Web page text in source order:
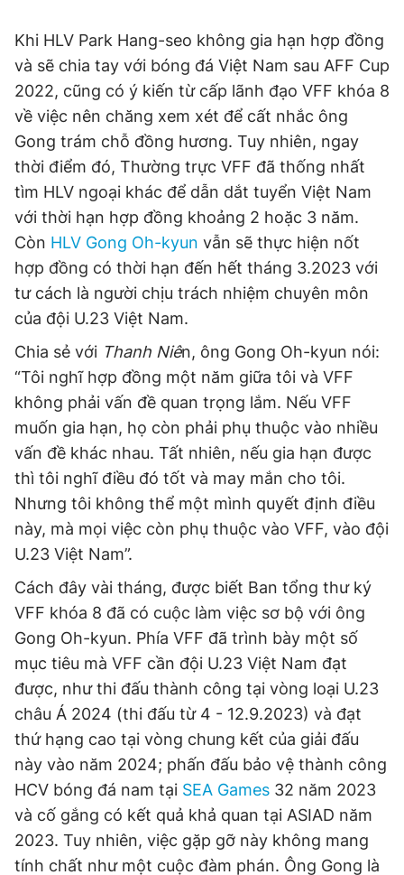
Khi HLV Park Hang-seo không gia hạn hợp đồng
và sẽ chia tay với bóng đá Việt Nam sau AFF Cup
2022, cũng có ý kiến từ cấp lãnh đạo VFF khóa 8
về việc nên chăng xem xét để cất nhắc ông
Gong trám chỗ đồng hương. Tuy nhiên, ngay
thời điểm đó, Thường trực VFF đã thống nhất
tìm HLV ngoại khác để dẫn dắt tuyển Việt Nam
với thời hạn hợp đồng khoảng 2 hoặc 3 năm.
Còn HLV Gong Oh-kyun vẫn sẽ thực hiện nốt
hợp đồng có thời hạn đến hết tháng 3.2023 với
tư cách là người chịu trách nhiệm chuyên môn
của đội U.23 Việt Nam.
Chia sẻ với Thanh Niên, ông Gong Oh-kyun nói:
“Tôi nghĩ hợp đồng một năm giữa tôi và VFF
không phải vấn đề quan trọng lắm. Nếu VFF
muốn gia hạn, họ còn phải phụ thuộc vào nhiều
vấn đề khác nhau. Tất nhiên, nếu gia hạn được
thì tôi nghĩ điều đó tốt và may mắn cho tôi.
Nhưng tôi không thể một mình quyết định điều
này, mà mọi việc còn phụ thuộc vào VFF, vào đội
U.23 Việt Nam”.
Cách đây vài tháng, được biết Ban tổng thư ký
VFF khóa 8 đã có cuộc làm việc sơ bộ với ông
Gong Oh-kyun. Phía VFF đã trình bày một số
mục tiêu mà VFF cần đội U.23 Việt Nam đạt
được, như thi đấu thành công tại vòng loại U.23
châu Á 2024 (thi đấu từ 4 - 12.9.2023) và đạt
thứ hạng cao tại vòng chung kết của giải đấu
này vào năm 2024; phấn đấu bảo vệ thành công
HCV bóng đá nam tại SEA Games 32 năm 2023
và cố gắng có kết quả khả quan tại ASIAD năm
2023. Tuy nhiên, việc gặp gỡ này không mang
tính chất như một cuộc đàm phán. Ông Gong là